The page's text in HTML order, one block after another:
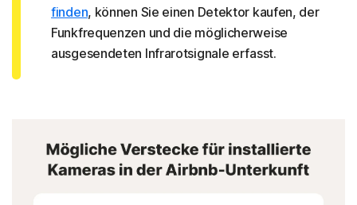
finden, können Sie einen Detektor kaufen, der
Funkfrequenzen und die möglicherweise
ausgesendeten Infrarotsignale erfasst.